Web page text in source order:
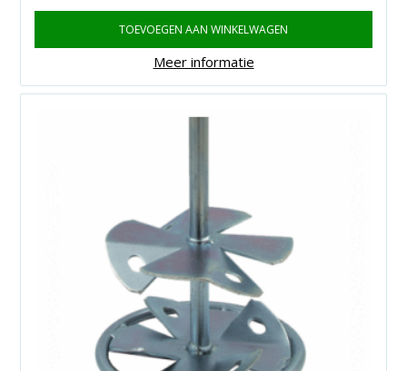
TOEVOEGEN AAN WINKELWAGEN
Meer informatie